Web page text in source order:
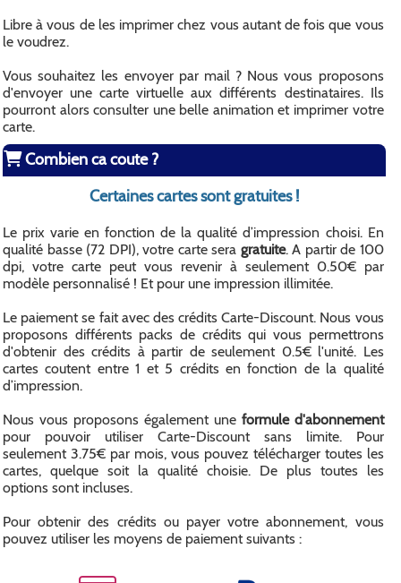
Libre à vous de les imprimer chez vous autant de fois que vous
le voudrez.
Vous souhaitez les envoyer par mail ? Nous vous proposons
d'envoyer une carte virtuelle aux différents destinataires. Ils
pourront alors consulter une belle animation et imprimer votre
carte.
Combien ca coute ?
Certaines cartes sont gratuites !
Le prix varie en fonction de la qualité d’impression choisi. En
qualité basse (72 DPI), votre carte sera gratuite. A partir de 100
dpi, votre carte peut vous revenir à seulement 0.50€ par
modèle personnalisé ! Et pour une impression illimitée.
Le paiement se fait avec des crédits Carte-Discount. Nous vous
proposons différents packs de crédits qui vous permettrons
d'obtenir des crédits à partir de seulement 0.5€ l'unité. Les
cartes coutent entre 1 et 5 crédits en fonction de la qualité
d’impression.
Nous vous proposons également uneformule d'abonnement
pour pouvoir utiliser Carte-Discount sans limite. Pour
seulement 3.75€ par mois, vous pouvez télécharger toutes les
cartes, quelque soit la qualité choisie. De plus toutes les
options sont incluses.
Pour obtenir des crédits ou payer votre abonnement, vous
pouvez utiliser les moyens de paiement suivants :